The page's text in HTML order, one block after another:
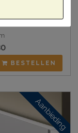
BESTELLEN
Aanbieding